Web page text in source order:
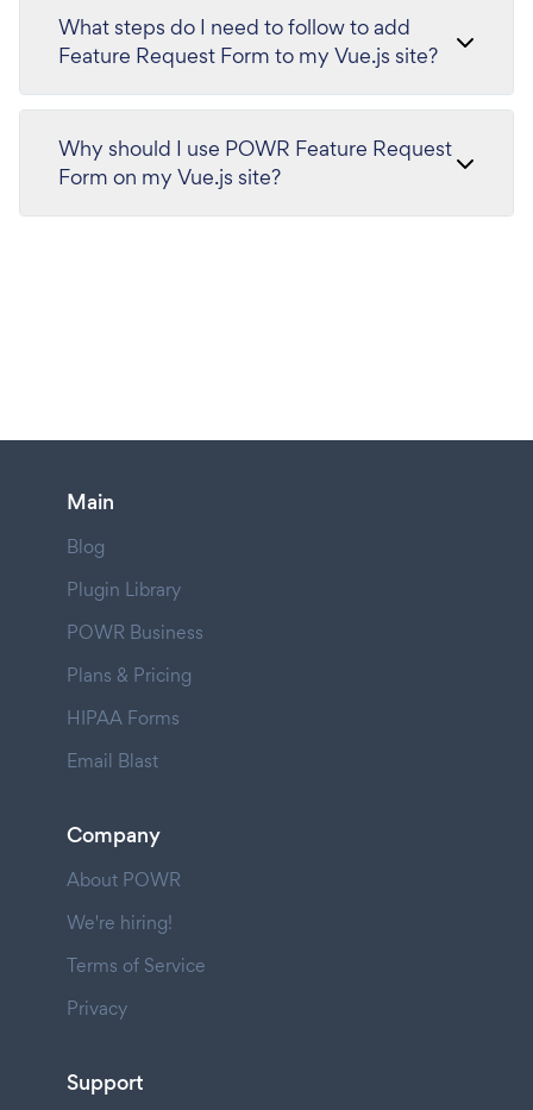
What steps do I need to follow to add
Feature Request Form to my Vue.js site?
Why should I use POWR Feature Request
Form on my Vue.js site?
Main
Blog
Plugin Library
POWR Business
Plans & Pricing
HIPAA Forms
Email Blast
Company
About POWR
We're hiring!
Terms of Service
Privacy
Support